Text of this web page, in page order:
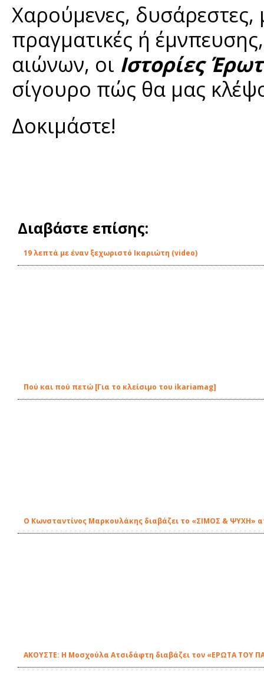
Χαρούμενες, δυσάρεστες,
πραγματικές ή
αιώνων, οι Ιστορίες
σίγουρο πώς θα μας
Δοκιμάστε!
Διαβάστε επίσης:
19 λεπτά με έναν ξεχωριστό Ικαριώτη (video)
Πού και πού πετώ [Για το κλείσιμο του ikariamag]
Ο Κωνσταντίνος Μαρκουλάκης διαβάζει το «ΣΙΜΟΣ & ΨΥΧΗ»
ΑΚΟΥΣΤΕ: Η Μοσχούλα Ατσιδάφτη διαβάζει τον «ΕΡΩΤΑ ΤΟΥ